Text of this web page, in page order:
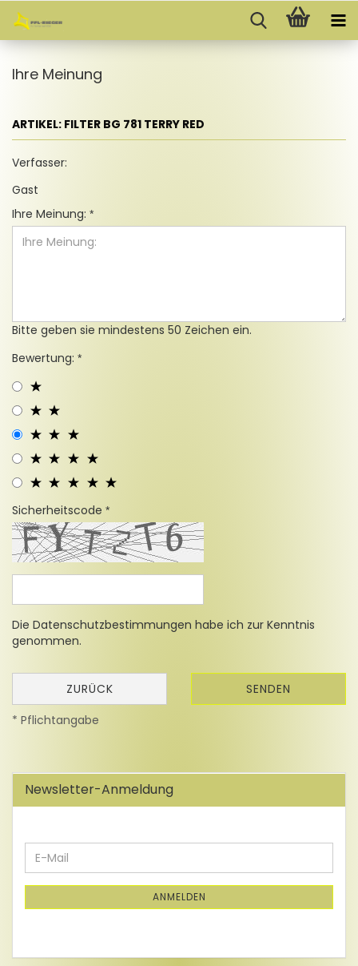
Ihre Meinung
ARTIKEL: FILTER BG 781 TERRY RED
Verfasser:
Gast
Ihre Meinung:
Bitte geben sie mindestens 50 Zeichen ein.
Bewertung:
Sicherheitscode
Die Datenschutzbestimmungen habe ich zur Kenntnis
genommen.
ZURÜCK
SENDEN
* Pflichtangabe
Newsletter-Anmeldung
WEITER
ZUR
NEWSLETTER-
E-
Mail
ANMELDEN